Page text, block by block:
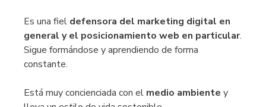
Es una fiel defensora del marketing digital en
general y el posicionamiento web en particular.
Sigue formándose y aprendiendo de forma
constante.
Está muy concienciada con el medio ambiente y